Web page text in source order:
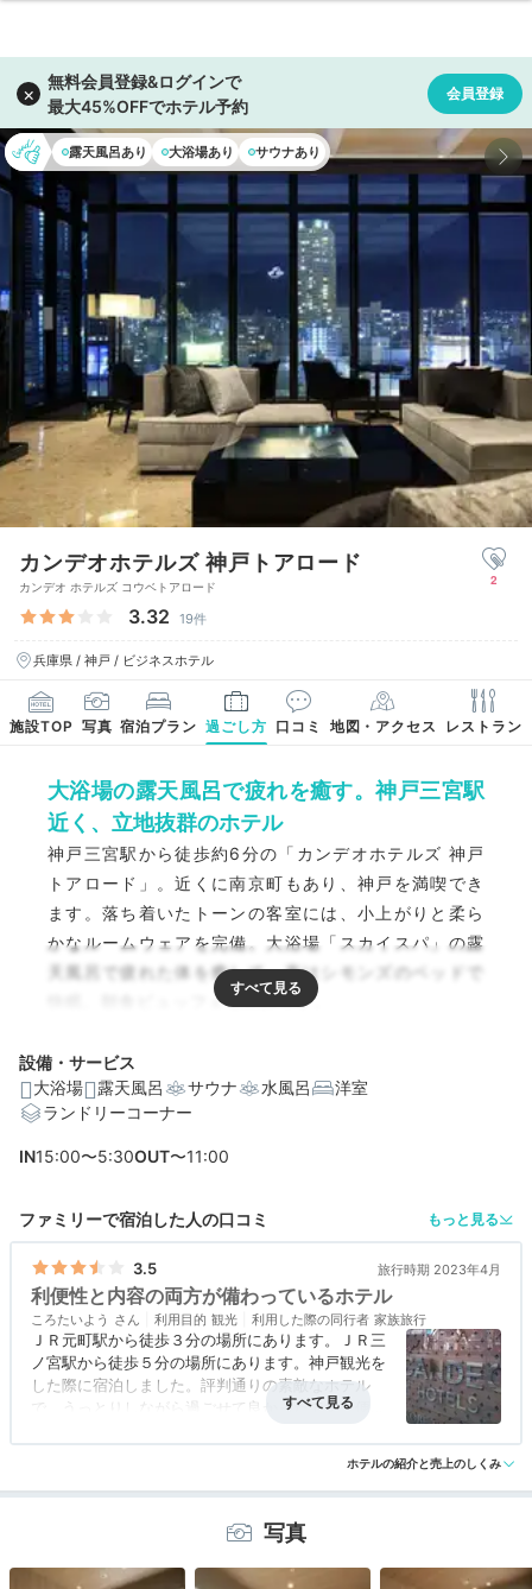
露天風呂あり 大浴場あり サウナあり
カンデオホテルズ 神戸トアロード
カンデオ ホテルズ コウベトアロード
3.32 19件
兵庫県 / 神戸 / ビジネスホテル
2
施設TOP 写真 宿泊プラン 過ごし方 口コミ 地図・アクセス レストラン
大浴場の露天風呂で疲れを癒す。神戸三宮駅
近く、立地抜群のホテル
神戸三宮駅から徒歩約6分の「カンデオホテルズ 神戸
トアロード」。近くに南京町もあり、神戸を満喫でき
ます。落ち着いたトーンの客室には、小上がりと柔ら
かなルームウェアを完備。大浴場「スカイスパ」の露
天風呂で疲れた体を癒して、夜はシモンズのベッドで
快眠。朝食ビュッフェも好評です。
編集部おすすめの３つのポイント
手作り総菜、パン、卵料理。バリエーション豊富な朝食
ビュッフェ
JR三ノ宮駅から徒歩約8分、南京町も徒歩圏内で立地抜群
設備・サービス
大浴場
露天風呂 サウナ 水風呂
洋室
ランドリーコーナー
IN15:00〜5:30OUT〜11:00
ファミリーで宿泊した人の口コミ もっと見る
3.5 旅行時期 2023年4月
利便性と内容の両方が備わっているホテル
ころたいよう 利用目的 観光 利用した際の同行者 家族旅行
ＪＲ元町駅から徒歩３分の場所にあります。ＪＲ三
ノ宮駅から徒歩５分の場所にあります。神戸観光を
した際に宿泊しました。評判通りの素敵なホテル
で、うっとりしながら過ごせて良かったです。便利
け不便でしたが、対応は丁寧で問題は無かったで
す。
アクセス 4.0 コスパ 3.5 客室 3.5 接客対応 3.5 風呂 評価なし
ホテルの紹介と売上のしくみ
写真